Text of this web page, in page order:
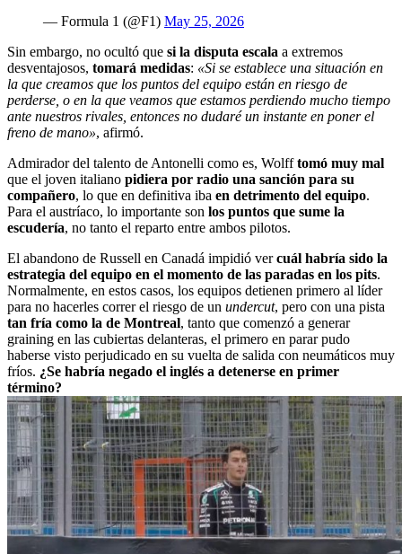
— Formula 1 (@F1) May 25, 2026
Sin embargo, no ocultó que si la disputa escala a extremos
desventajosos, tomará medidas: «Si se establece una situación en
la que creamos que los puntos del equipo están en riesgo de
perderse, o en la que veamos que estamos perdiendo mucho tiempo
ante nuestros rivales, entonces no dudaré un instante en poner el
freno de mano», afirmó.
Admirador del talento de Antonelli como es, Wolfftomó muy mal
que el joven italiano pidiera por radio una sanción para su
compañero, lo que en definitiva iba en detrimento del equipo.
Para el austríaco, lo importante son los puntos que sume la
escudería, no tanto el reparto entre ambos pilotos.
El abandono de Russell en Canadá impidió vercuál habría sido la
estrategia del equipo en el momento de las paradas en los pits.
Normalmente, en estos casos, los equipos detienen primero al líder
para no hacerles correr el riesgo de un undercut, pero con una pista
tan fría como la de Montreal, tanto que comenzó a generar
graining en las cubiertas delanteras, el primero en parar pudo
haberse visto perjudicado en su vuelta de salida con neumáticos muy
fríos. ¿Se habría negado el inglés a detenerse en primer
término?